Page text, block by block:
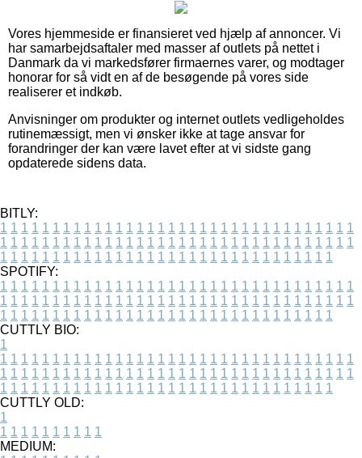
Vores hjemmeside er finansieret ved hjælp af annoncer. Vi
har samarbejdsaftaler med masser af outlets på nettet i
Danmark da vi markedsfører firmaernes varer, og modtager
honorar for så vidt en af de besøgende på vores side
realiserer et indkøb.
Anvisninger om produkter og internet outlets vedligeholdes
rutinemæssigt, men vi ønsker ikke at tage ansvar for
forandringer der kan være lavet efter at vi sidste gang
opdaterede sidens data.
BITLY:
1 1 1 1 1 1 1 1 1 1 1 1 1 1 1 1 1 1 1 1 1 1 1 1 1 1 1 1 1 1 1 1 1 1
1 1 1 1 1 1 1 1 1 1 1 1 1 1 1 1 1 1 1 1 1 1 1 1 1 1 1 1 1 1 1 1 1 1
1 1 1 1 1 1 1 1 1 1 1 1 1 1 1 1 1 1 1 1 1 1 1 1 1 1 1 1 1 1 1 1
SPOTIFY:
1 1 1 1 1 1 1 1 1 1 1 1 1 1 1 1 1 1 1 1 1 1 1 1 1 1 1 1 1 1 1 1 1 1
1 1 1 1 1 1 1 1 1 1 1 1 1 1 1 1 1 1 1 1 1 1 1 1 1 1 1 1 1 1 1 1 1 1
1 1 1 1 1 1 1 1 1 1 1 1 1 1 1 1 1 1 1 1 1 1 1 1 1 1 1 1 1 1 1 1
CUTTLY BIO:
1
1 1 1 1 1 1 1 1 1 1 1 1 1 1 1 1 1 1 1 1 1 1 1 1 1 1 1 1 1 1 1 1 1 1
1 1 1 1 1 1 1 1 1 1 1 1 1 1 1 1 1 1 1 1 1 1 1 1 1 1 1 1 1 1 1 1 1 1
1 1 1 1 1 1 1 1 1 1 1 1 1 1 1 1 1 1 1 1 1 1 1 1 1 1 1 1 1 1 1 1
CUTTLY OLD:
1
1 1 1 1 1 1 1 1 1 1
MEDIUM: